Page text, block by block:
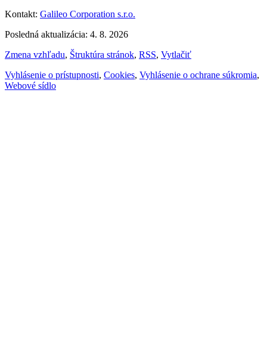
Kontakt: Galileo Corporation s.r.o.
Posledná aktualizácia: 4. 8. 2026
Zmena vzhľadu, Štruktúra stránok, RSS, Vytlačiť
Vyhlásenie o prístupnosti, Cookies, Vyhlásenie o ochrane súkromia,
Webové sídlo